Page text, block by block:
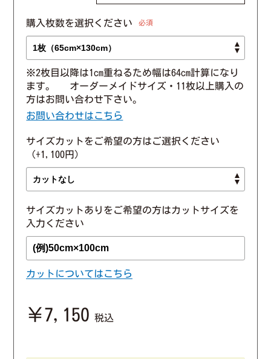
購入枚数を選択ください 必須
※2枚目以降は1cm重ねるため幅は64cm計算になり
ます。 オーダーメイドサイズ・11枚以上購入の
方はお問い合わせ下さい。
お問い合わせはこちら
サイズカットをご希望の方はご選択ください
（+1,100円）
サイズカットありをご希望の方はカットサイズを
入力ください
カットについてはこちら
￥7,150 税込